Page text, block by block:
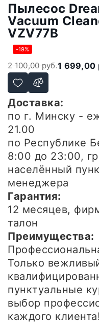
Пылесос
Vacuum
VZV77B
-19%
2 100,00 руб.1 699,00
Доставка:
по г. Минску -
21.00
по Республике
8:00 до 23:00,
населённый
менеджера
Гарантия:
12 месяцев,
талон
Преимущества:
Только
пунктуальные
выбор
каждого клиента!